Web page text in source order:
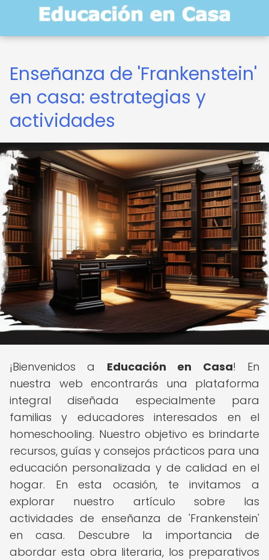
Enseñanza de 'Frankenstein'
en casa: estrategias y
actividades
¡Bienvenidos a Educación en Casa! En
nuestra web encontrarás una plataforma
integral diseñada especialmente para
familias y educadores interesados en el
homeschooling. Nuestro objetivo es brindarte
recursos, guías y consejos prácticos para una
educación personalizada y de calidad en el
hogar. En esta ocasión, te invitamos a
explorar nuestro artículo sobre las
actividades de enseñanza de 'Frankenstein'
en casa. Descubre la importancia de
abordar esta obra literaria, los preparativos